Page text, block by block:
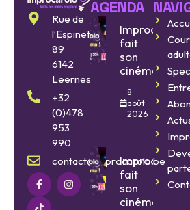
Rue de
l’Espinette
89
6142
Leernes
+32
(0)478
953
990
contact@improcarolo.be
AGENDA
Improcarolo
fait
son
cinéma
8
août
2026
Improcarolo
fait
son
cinéma